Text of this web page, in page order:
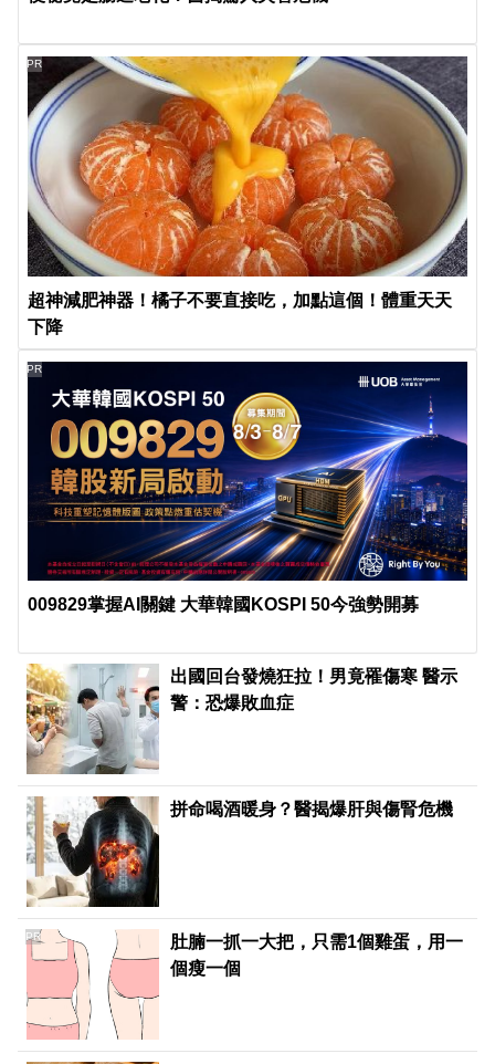
超神減肥神器！橘子不要直接吃，加點這個！體重天天
下降
PR
009829掌握AI關鍵 大華韓國KOSPI 50今強勢開募
PR
出國回台發燒狂拉！男竟罹傷寒 醫示
警：恐爆敗血症
拼命喝酒暖身？醫揭爆肝與傷腎危機
肚腩一抓一大把，只需1個雞蛋，用一
個瘦一個
PR